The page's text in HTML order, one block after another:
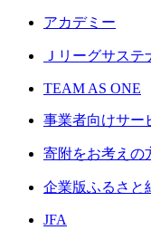
アカデミー
Ｊリーグサステ
TEAM AS ONE
事業者向けサー
寄附をお考えの
企業版ふるさと
JFA